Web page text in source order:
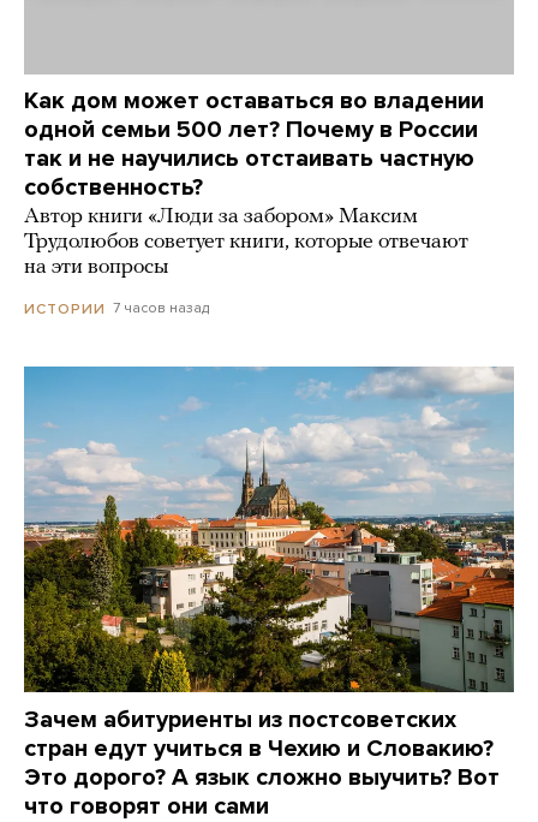
Как дом может оставаться во владении
одной семьи 500 лет? Почему в России
так и не научились отстаивать частную
собственность?
Автор книги «Люди за забором» Максим
Трудолюбов советует книги, которые отвечают
на эти вопросы
ИСТОРИИ 7 часов назад
Зачем абитуриенты из постсоветских
стран едут учиться в Чехию и Словакию?
Это дорого? А язык сложно выучить? Вот
что говорят они сами